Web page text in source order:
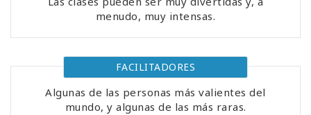
menudo, muy intensas.
FACILITADORES
Algunas de las personas más valientes del
mundo, y algunas de las más raras.